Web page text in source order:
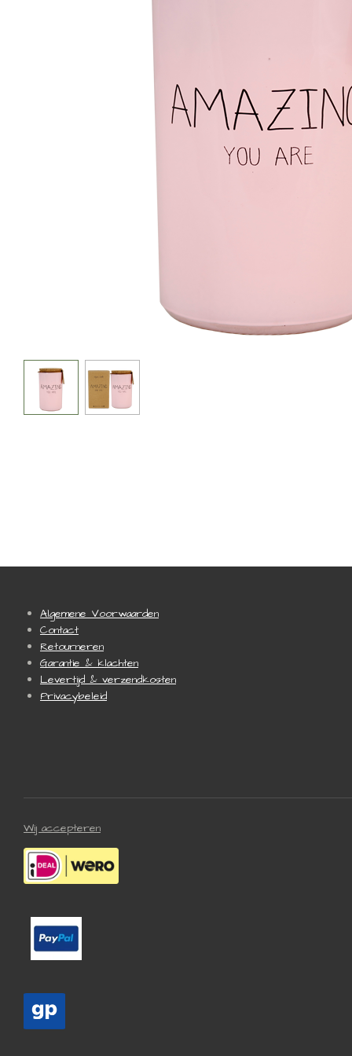
Algemene Voorwaarden
Contact
Retourneren
Garantie & klachten
Levertijd & verzendkosten
Privacybeleid
Wij accepteren